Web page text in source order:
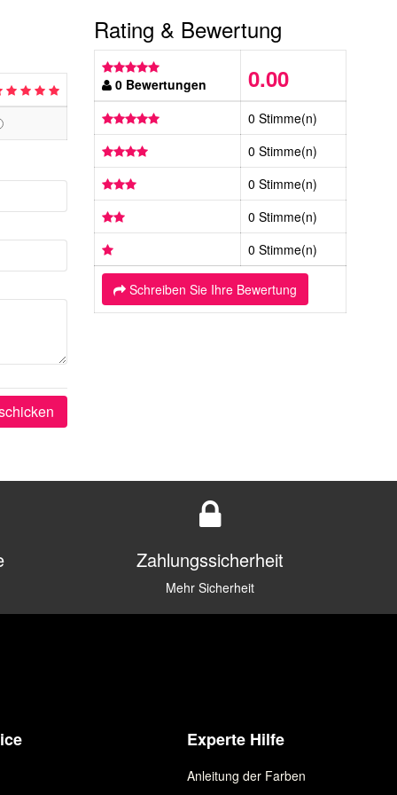
Rating & Bewertung
0 Bewertungen 0.00
0 Stimme(n)
0 Stimme(n)
0 Stimme(n)
0 Stimme(n)
0 Stimme(n)
Schreiben Sie Ihre Bewertung
Zahlungssicherheit
Mehr Sicherheit
Experte Hilfe
Anleitung der Farben